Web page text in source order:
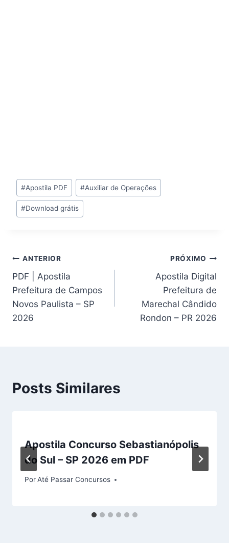
Tags
do
Post:
#Apostila PDF #Auxiliar de Operações
#Download grátis
Navegação
de
Post
ANTERIOR
PDF | Apostila
Prefeitura de Campos
Novos Paulista – SP
2026
PRÓXIMO
Apostila Digital
Prefeitura de
Marechal Cândido
Rondon – PR 2026
Posts Similares
Apostila Concurso Sebastianópolis
do Sul – SP 2026 em PDF
PorAté Passar Concursos